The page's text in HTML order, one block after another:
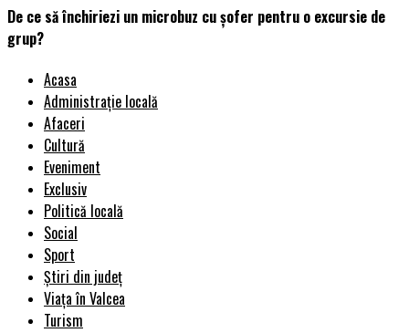
De ce să închiriezi un microbuz cu șofer pentru o excursie de
grup?
Acasa
Administrație locală
Afaceri
Cultură
Eveniment
Exclusiv
Politică locală
Social
Sport
Știri din județ
Viața în Valcea
Turism